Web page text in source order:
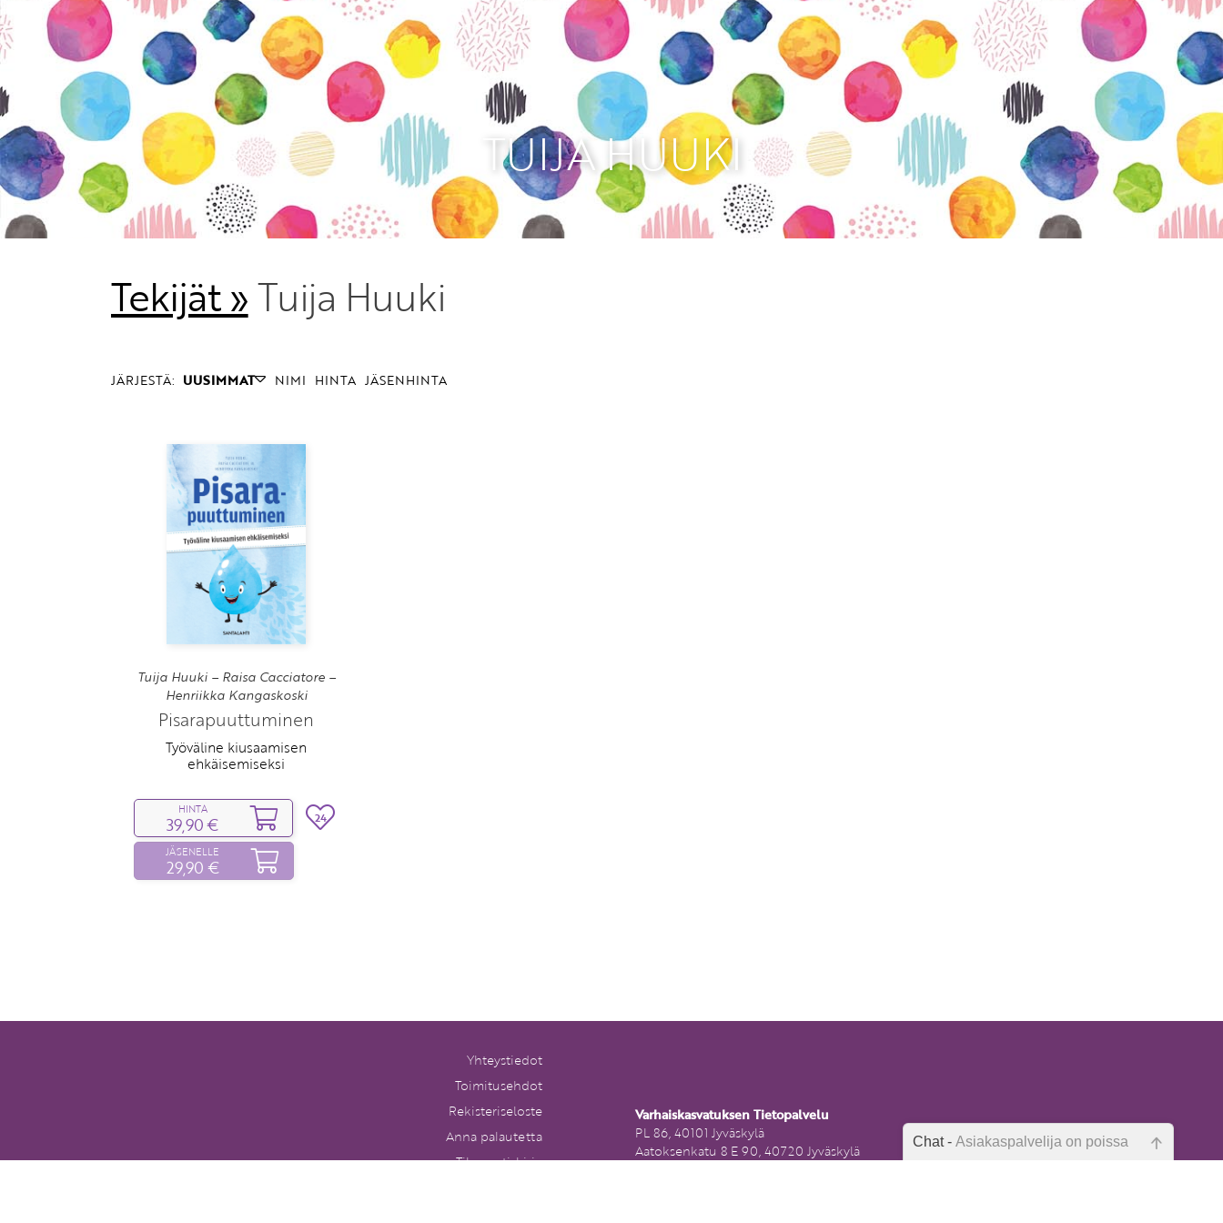
Etkö ole vielä Varhaiskasvatuksen Tietopalvelun
jäsen?
Liity tästä!
TUIJA HUUKI
Tekijät »Tuija Huuki
JÄRJESTÄ: UUSIMMAT NIMI HINTA JÄSENHINTA
Tuija Huuki – Raisa Cacciatore –
Henriikka Kangaskoski
Pisarapuuttuminen
Työväline kiusaamisen
ehkäisemiseksi
HINTA
39,90 €
JÄSENELLE
29,90 €
24
Yhteystiedot
Toimitusehdot
Rekisteriseloste
Anna palautetta
Tilaa uutiskirje
Varhaiskasvatuksen Tietopalvelu
PL 86, 40101 Jyväskylä
Aatoksenkatu 8 E 90, 40720 Jyväskylä
Chat -Asiakaspalvelija on poissa